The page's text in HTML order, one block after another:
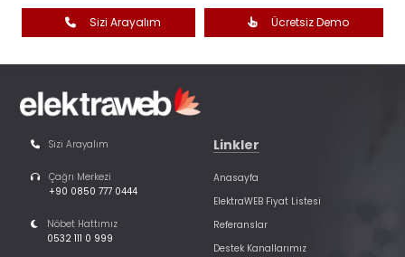
Sizi Arayalım Ücretsiz Demo
Sizi Arayalım
Çağrı Merkezi
+90 0850 777 0444
Nöbet Hattımız
0532 111 0 999
Linkler
Anasayfa
ElektraWEB Fiyat Listesi
Referanslar
Destek Kanallarımız